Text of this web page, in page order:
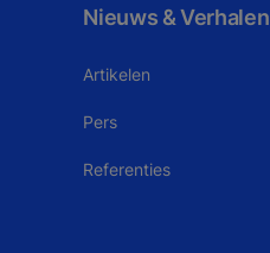
Nieuws & Verhalen
Artikelen
Pers
Referenties